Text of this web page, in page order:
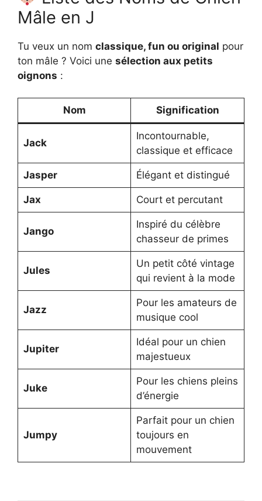
Mâle en J
Tu veux un nom classique, fun ou original pour
ton mâle ? Voici une sélection aux petits
oignons :
Nom Signification
Jack
Incontournable,
classique et efficace
Jasper Élégant et distingué
Jax Court et percutant
Jango
Inspiré du célèbre
chasseur de primes
Jules
Un petit côté vintage
qui revient à la mode
Jazz
Pour les amateurs de
musique cool
Jupiter
Idéal pour un chien
majestueux
Juke
Pour les chiens pleins
d’énergie
Jumpy
Parfait pour un chien
toujours en
mouvement